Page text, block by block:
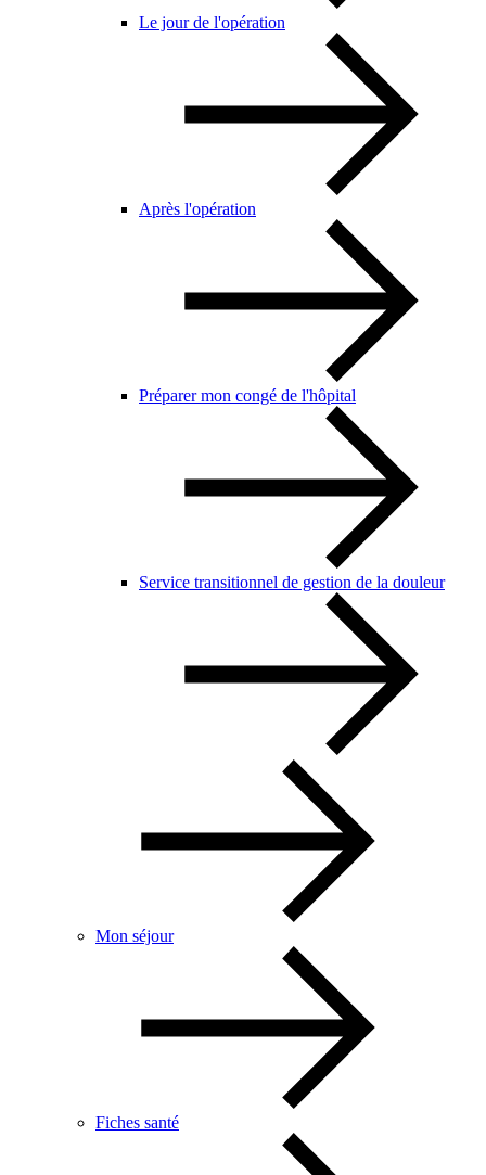
Le jour de l'opération
Après l'opération
Préparer mon congé de l'hôpital
Service transitionnel de gestion de la douleur
Mon séjour
Fiches santé